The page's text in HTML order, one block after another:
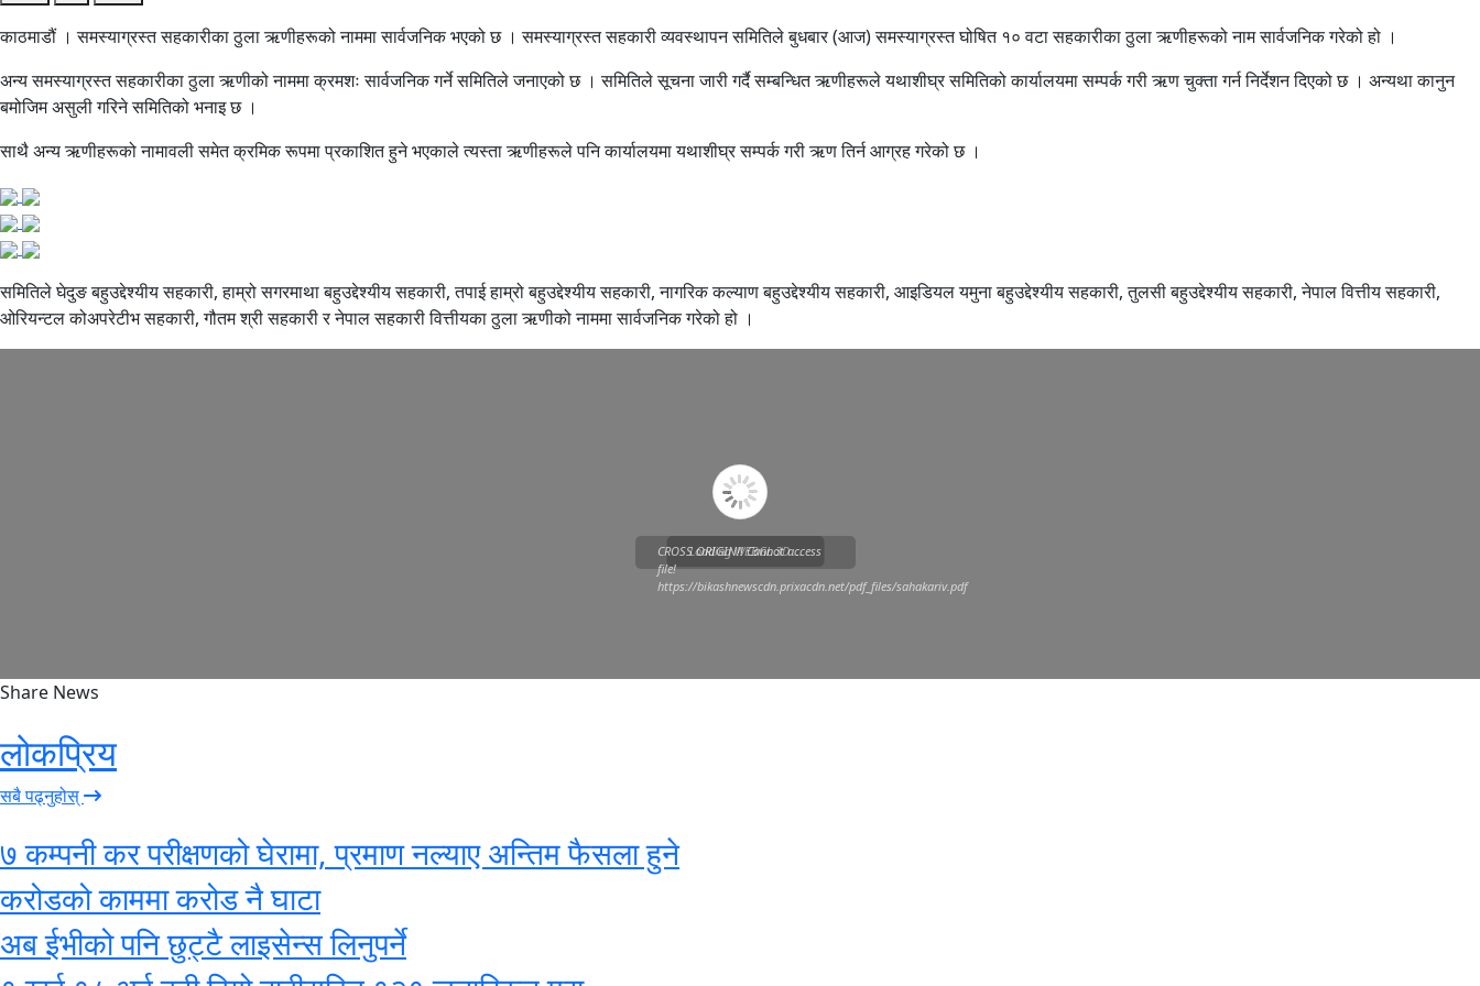
काठमाडौं । समस्याग्रस्त सहकारीका ठुला ऋणीहरूको नाममा सार्वजनिक भएको छ । समस्याग्रस्त सहकारी व्यवस्थापन समितिले बुधबार (आज) समस्याग्रस्त घोषित १० वटा सहकारीका ठुला ऋणीहरूको नाम सार्वजनिक गरेको हो ।
अन्य समस्याग्रस्त सहकारीका ठुला ऋणीको नाममा क्रमशः सार्वजनिक गर्ने समितिले जनाएको छ । समितिले सूचना जारी गर्दै सम्बन्धित ऋणीहरूले यथाशीघ्र समितिको कार्यालयमा सम्पर्क गरी ऋण चुक्ता गर्न निर्देशन दिएको छ । अन्यथा कानुन
बमोजिम असुली गरिने समितिको भनाइ छ ।
साथै अन्य ऋणीहरूको नामावली समेत क्रमिक रूपमा प्रकाशित हुने भएकाले त्यस्ता ऋणीहरूले पनि कार्यालयमा यथाशीघ्र सम्पर्क गरी ऋण तिर्न आग्रह गरेको छ ।
समितिले घेदुङ बहुउद्देश्यीय सहकारी, हाम्रो सगरमाथा बहुउद्देश्यीय सहकारी, तपाई हाम्रो बहुउद्देश्यीय सहकारी, नागरिक कल्याण बहुउद्देश्यीय सहकारी, आइडियल यमुना बहुउद्देश्यीय सहकारी, तुलसी बहुउद्देश्यीय सहकारी, नेपाल वित्तीय सहकारी,
ओरियन्टल कोअपरेटीभ सहकारी, गौतम श्री सहकारी र नेपाल सहकारी वित्तीयका ठुला ऋणीको नाममा सार्वजनिक गरेको हो ।
Loading WEBGL 3D ...
CROSS ORIGIN!! Cannot access
file!
https://bikashnewscdn.prixacdn.net/pdf_files/sahakariv.pdf
Share News
लोकप्रिय
सबै पढ्नुहोस्
७ कम्पनी कर परीक्षणको घेरामा, प्रमाण नल्याए अन्तिम फैसला हुने
करोडको काममा करोड नै घाटा
अब ईभीको पनि छुट्टै लाइसेन्स लिनुपर्ने